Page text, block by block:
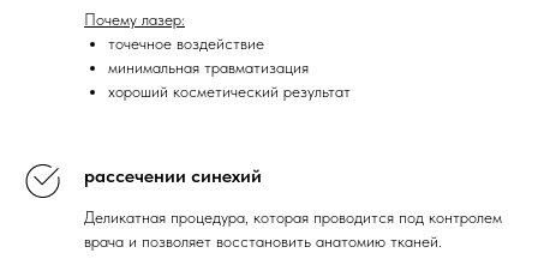
Почему лазер:
точечное воздействие
минимальная травматизация
хороший косметический результат
рассечении синехий
Деликатная процедура, которая проводится под контролем
врача и позволяет восстановить анатомию тканей.